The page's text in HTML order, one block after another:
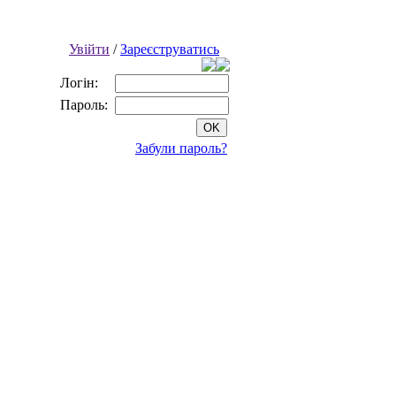
Увійти /Зареєструватись
Логін:
Пароль:
Забули пароль?